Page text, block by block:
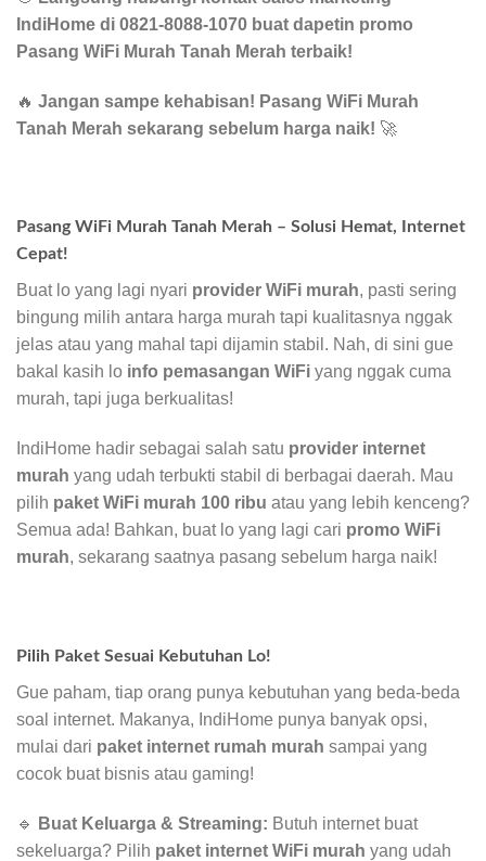
IndiHome di 0821-8088-1070 buat dapetin promo
Pasang WiFi Murah Tanah Merah terbaik!
🔥 Jangan sampe kehabisan! Pasang WiFi Murah
Tanah Merah sekarang sebelum harga naik! 🚀
Pasang WiFi Murah Tanah Merah – Solusi Hemat, Internet
Cepat!
Buat lo yang lagi nyari provider WiFi murah, pasti sering
bingung milih antara harga murah tapi kualitasnya nggak
jelas atau yang mahal tapi dijamin stabil. Nah, di sini gue
bakal kasih lo info pemasangan WiFi yang nggak cuma
murah, tapi juga berkualitas!
IndiHome hadir sebagai salah satu provider internet
murah yang udah terbukti stabil di berbagai daerah. Mau
pilih paket WiFi murah 100 ribu atau yang lebih kenceng?
Semua ada! Bahkan, buat lo yang lagi cari promo WiFi
murah, sekarang saatnya pasang sebelum harga naik!
Pilih Paket Sesuai Kebutuhan Lo!
Gue paham, tiap orang punya kebutuhan yang beda-beda
soal internet. Makanya, IndiHome punya banyak opsi,
mulai dari paket internet rumah murah sampai yang
cocok buat bisnis atau gaming!
🔹 Buat Keluarga & Streaming: Butuh internet buat
sekeluarga? Pilih paket internet WiFi murah yang udah